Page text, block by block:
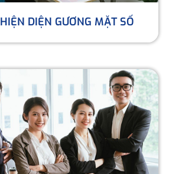
HIỆN DIỆN GƯƠNG MẶT SỐ